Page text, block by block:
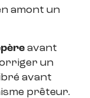
amont un
avant
un
avant
prêteur.